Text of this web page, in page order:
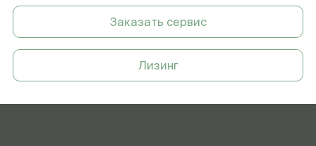
Заказать сервис
Лизинг